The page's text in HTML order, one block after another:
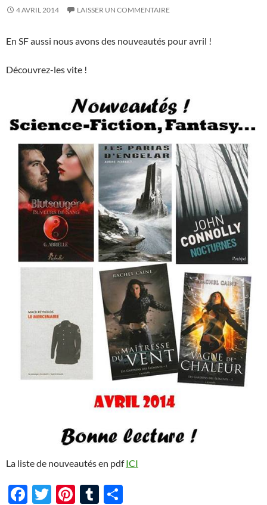
4 AVRIL 2014 LAISSER UN COMMENTAIRE
En SF aussi nous avons des nouveautés pour avril !
Découvrez-les vite !
La liste de nouveautés en pdfICI
F
T
Pi T